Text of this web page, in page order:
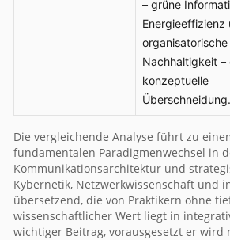
– grüne
Energieeffizienz
organisatorische
Nachhaltigkeit –
konzeptuelle
Überschneidung.
Die vergleichende Analyse führt zu
fundamentalen Paradigmenwechsel in
Kommunikationsarchitektur und
Kybernetik, Netzwerkwissenschaft und
übersetzend, die von Praktikern ohne
wissenschaftlicher Wert liegt in
wichtiger Beitrag, vorausgesetzt er